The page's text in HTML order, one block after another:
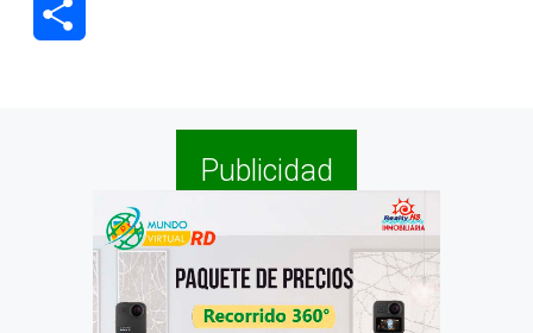
Publicidad